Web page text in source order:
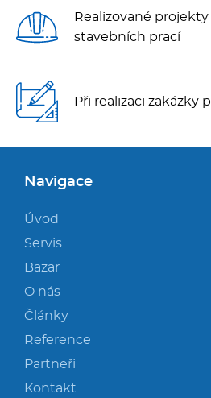
Realizované
stavebních prací
Při realizaci zakázky
Navigace
Úvod
Servis
Bazar
O nás
Články
Reference
Partneři
Kontakt